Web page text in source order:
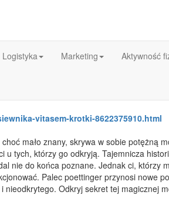
Logistyka Marketing Aktywność
vitasem-krotki-8622375910.html
mało znany, skrywa w sobie potężną
u tych, którzy go odkryją. Tajemnicza
nie do końca poznane. Jednak ci, którzy
Palec poettinger przynosi nowe
Odkryj sekret tej magicznej